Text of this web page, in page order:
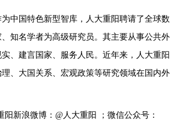
为中国特色新型智库，人大重阳聘请了全球数
知名学者为高级研究员。其主要从事公共外
、建言国家、服务人民。近年来，人大重阳
、大国关系、宏观政策等研究领域在国内外
阳新浪微博：@人大重阳 ；微信公众号：